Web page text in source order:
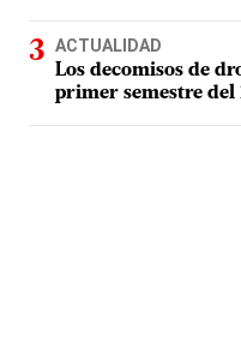
ACTUALIDAD
Los decomisos de
primer semestre del